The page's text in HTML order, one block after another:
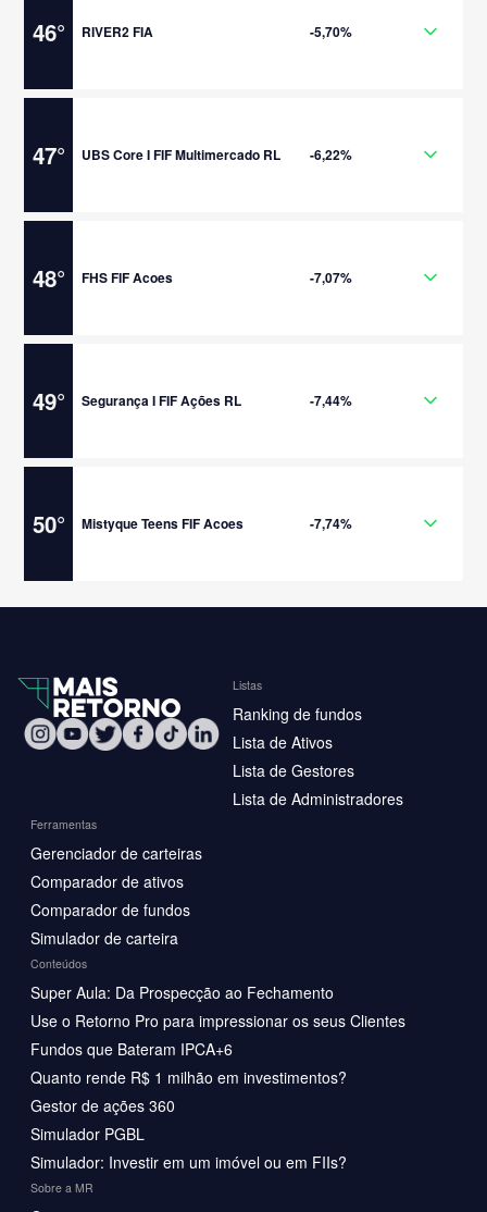
46° RIVER2 FIA -5,70%
47° UBS Core I FIF Multimercado RL -6,22%
48° FHS FIF Acoes -7,07%
49° Segurança I FIF Ações RL -7,44%
50° Mistyque Teens FIF Acoes -7,74%
Listas
Ranking de fundos
Lista de Ativos
Lista de Gestores
Lista de Administradores
Ferramentas
Gerenciador de carteiras
Comparador de ativos
Comparador de fundos
Simulador de carteira
Conteúdos
Super Aula: Da Prospecção ao Fechamento
Use o Retorno Pro para impressionar os seus Clientes
Fundos que Bateram IPCA+6
Quanto rende R$ 1 milhão em investimentos?
Gestor de ações 360
Simulador PGBL
Simulador: Investir em um imóvel ou em FIIs?
Sobre a MR